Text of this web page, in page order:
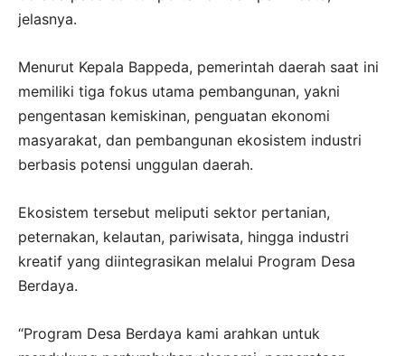
jelasnya.
Menurut Kepala Bappeda, pemerintah daerah saat ini
memiliki tiga fokus utama pembangunan, yakni
pengentasan kemiskinan, penguatan ekonomi
masyarakat, dan pembangunan ekosistem industri
berbasis potensi unggulan daerah.
Ekosistem tersebut meliputi sektor pertanian,
peternakan, kelautan, pariwisata, hingga industri
kreatif yang diintegrasikan melalui Program Desa
Berdaya.
“Program Desa Berdaya kami arahkan untuk